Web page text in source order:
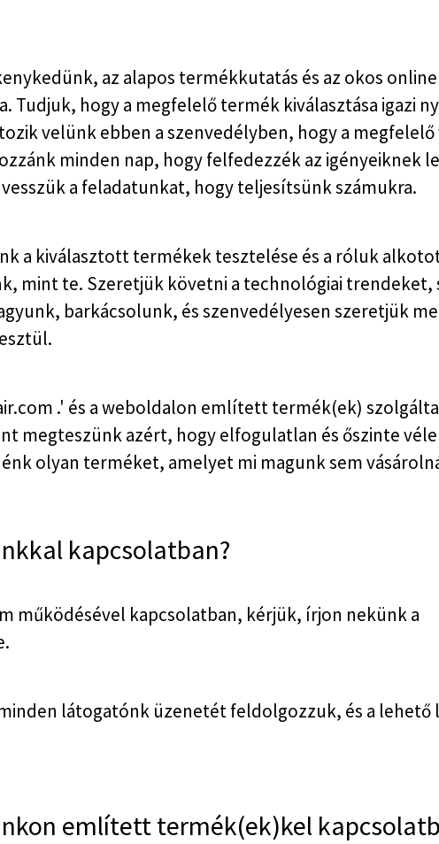
az alapos termékkutatás és az okos
Tudjuk, hogy a megfelelő termék kiválasztása igazi
velünk ebben a szenvedélyben, hogy a megfelelő
minden nap, hogy felfedezzék az igényeiknek
a feladatunkat, hogy teljesítsünk számukra.
a kiválasztott termékek tesztelése és a róluk
mint te. Szeretjük követni a technológiai trendeket,
barkácsolunk, és szenvedélyesen szeretjük
.' és a weboldalon említett termék(ek)
megteszünk azért, hogy elfogulatlan és őszinte
olyan terméket, amelyet mi magunk sem
kapcsolatban?
működésével kapcsolatban, kérjük, írjon nekünk a
látogatónk üzenetét feldolgozzuk, és a lehető
említett termék(ek)kel